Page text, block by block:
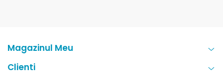
Magazinul Meu
Clienti